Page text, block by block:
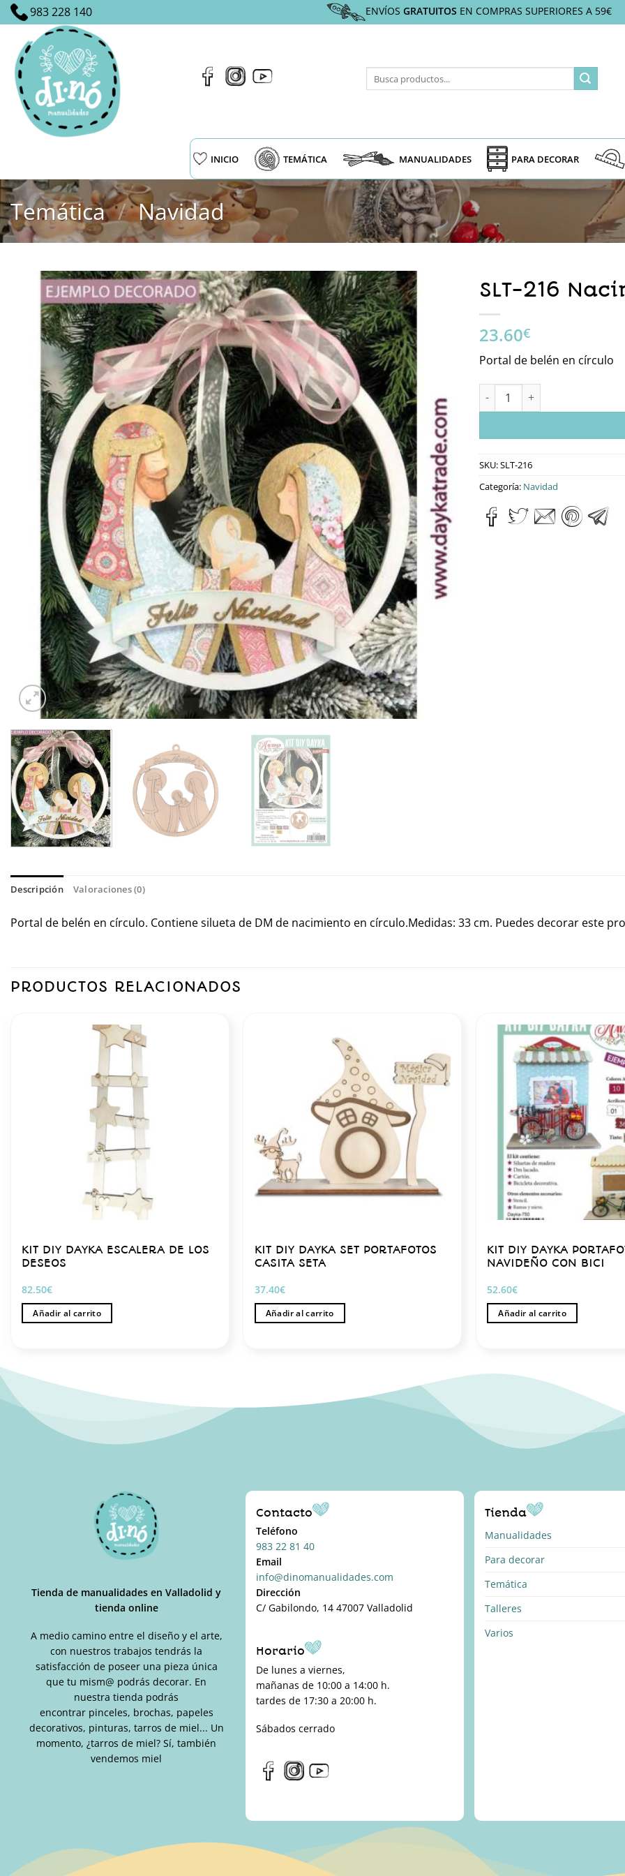
Saltar
al
contenido
983 228 140 ENVÍOS GRATUITOS EN COMPRAS SUPERIORES A 59€
por:
INICIO TEMÁTICA MANUALIDADES PARA DECORAR
Temática / Navidad
SLT-216
23.60€
Portal de belén en círculo
SLT-216 Nacimiento O Belén
SKU:SLT-216
Categoría: Navidad
Descripción Valoraciones (0)
Portal de belén en círculo. Contiene silueta de DM de nacimiento en círculo.Medidas: 33 cm. Puedes decorar este
PRODUCTOS RELACIONADOS
KIT DIY DAYKA ESCALERA DE LOS
DESEOS
82.50€
Añadir al carrito
KIT DIY DAYKA SET PORTAFOTOS
CASITA SETA
37.40€
Añadir al carrito
KIT DIY DAYKA
NAVIDEÑO CON BICI
52.60€
Añadir al carrito
Tienda de manualidades en Valladolid y
tienda online
A medio camino entre el diseño y el arte,
con nuestros trabajos tendrás la
satisfacción de poseer una pieza única
que tu mism@ podrás decorar. En
nuestra tienda podrás
encontrar pinceles, brochas, papeles
decorativos, pinturas, tarros de miel... Un
momento, ¿tarros de miel? Sí, también
vendemos miel
Contacto
Teléfono
983 22 81 40
Email
info@dinomanualidades.com
Dirección
C/ Gabilondo, 14 47007 Valladolid
Horario
De lunes a viernes,
mañanas de 10:00 a 14:00 h.
tardes de 17:30 a 20:00 h.
Sábados cerrado
Tienda
Manualidades
Para decorar
Temática
Talleres
Varios